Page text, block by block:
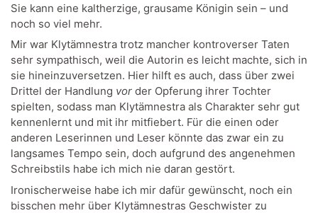
Sie kann eine kaltherzige, grausame Königin sein – und
noch so viel mehr.
Mir war Klytämnestra trotz mancher kontroverser Taten
sehr sympathisch, weil die Autorin es leicht machte, sich in
sie hineinzuversetzen. Hier hilft es auch, dass über zwei
Drittel der Handlung vor der Opferung ihrer Tochter
spielten, sodass man Klytämnestra als Charakter sehr gut
kennenlernt und mit ihr mitfiebert. Für die einen oder
anderen Leserinnen und Leser könnte das zwar ein zu
langsames Tempo sein, doch aufgrund des angenehmen
Schreibstils habe ich mich nie daran gestört.
Ironischerweise habe ich mir dafür gewünscht, noch ein
bisschen mehr über Klytämnestras Geschwister zu